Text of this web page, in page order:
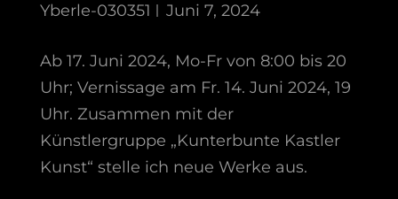
Yberle-030351 Juni 7, 2024
Ab 17. Juni 2024, Mo-Fr von 8:00 bis 20
Uhr; Vernissage am Fr. 14. Juni 2024, 19
Uhr. Zusammen mit der
Künstlergruppe „Kunterbunte Kastler
Kunst“ stelle ich neue Werke aus.